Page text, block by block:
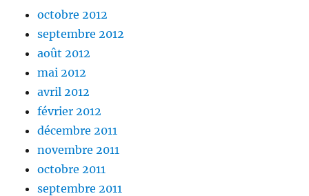
octobre 2012
septembre 2012
août 2012
mai 2012
avril 2012
février 2012
décembre 2011
novembre 2011
octobre 2011
septembre 2011